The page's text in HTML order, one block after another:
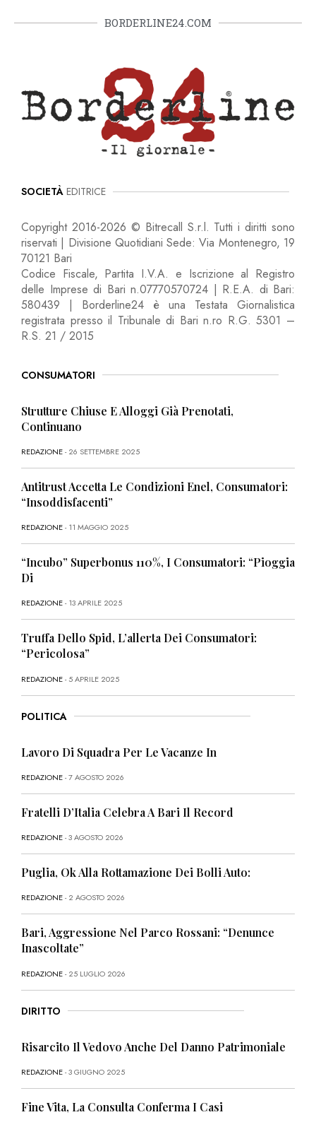
BORDERLINE24.COM
SOCIETÀ EDITRICE
Copyright 2016-2026 © Bitrecall S.r.l. Tutti i diritti sono
riservati | Divisione Quotidiani Sede: Via Montenegro, 19
70121 Bari
Codice Fiscale, Partita I.V.A. e Iscrizione al Registro
delle Imprese di Bari n.07770570724 | R.E.A. di Bari:
580439 | Borderline24 è una Testata Giornalistica
registrata presso il Tribunale di Bari n.ro R.G. 5301 –
R.S. 21 / 2015
CONSUMATORI
Strutture Chiuse E Alloggi Già Prenotati,
Continuano
REDAZIONE- 26 SETTEMBRE 2025
Antitrust Accetta Le Condizioni Enel, Consumatori:
“Insoddisfacenti”
REDAZIONE- 11 MAGGIO 2025
“Incubo” Superbonus 110%, I Consumatori: “Pioggia
Di
REDAZIONE- 13 APRILE 2025
Truffa Dello Spid, L’allerta Dei Consumatori:
“Pericolosa”
REDAZIONE- 5 APRILE 2025
POLITICA
Lavoro Di Squadra Per Le Vacanze In
REDAZIONE- 7 AGOSTO 2026
Fratelli D’Italia Celebra A Bari Il Record
REDAZIONE- 3 AGOSTO 2026
Puglia, Ok Alla Rottamazione Dei Bolli Auto:
REDAZIONE- 2 AGOSTO 2026
Bari, Aggressione Nel Parco Rossani: “Denunce
Inascoltate”
REDAZIONE- 25 LUGLIO 2026
DIRITTO
Risarcito Il Vedovo Anche Del Danno Patrimoniale
REDAZIONE- 3 GIUGNO 2025
Fine Vita, La Consulta Conferma I Casi